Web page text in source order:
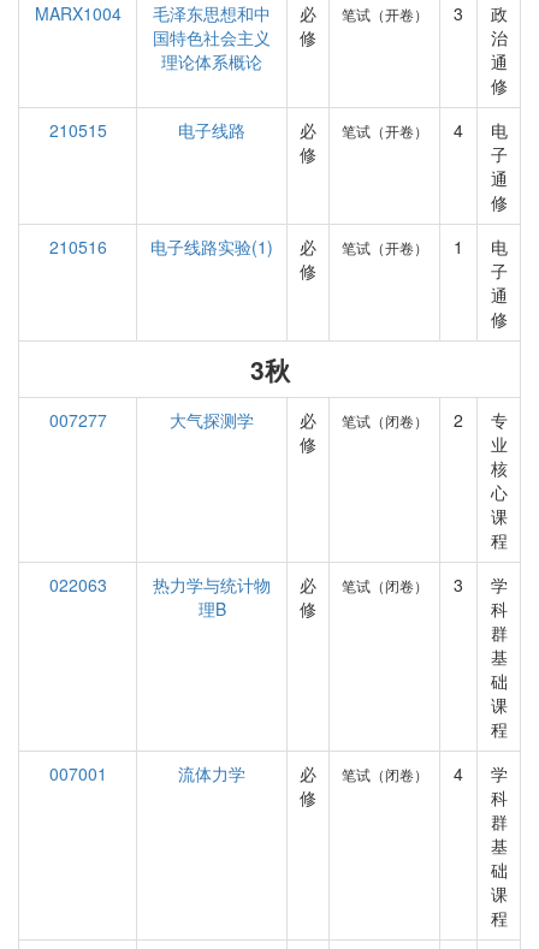
MARX1004
毛泽东思想和中
国特色社会主义
理论体系概论
必
修
笔试（开卷） 3
政
治
通
修
210515
电子线路
必
修
笔试（开卷） 4
电
子
通
修
210516
电子线路实验(1)
必
修
笔试（开卷） 1
电
子
通
修
3秋
007277 大气探测学
必
修
笔试（闭卷） 2
专
业
核
心
课
程
022063
热力学与统计物
理B
必
修
笔试（闭卷） 3
学
科
群
基
础
课
程
007001
流体力学
必
修
笔试（闭卷） 4
学
科
群
基
础
课
程